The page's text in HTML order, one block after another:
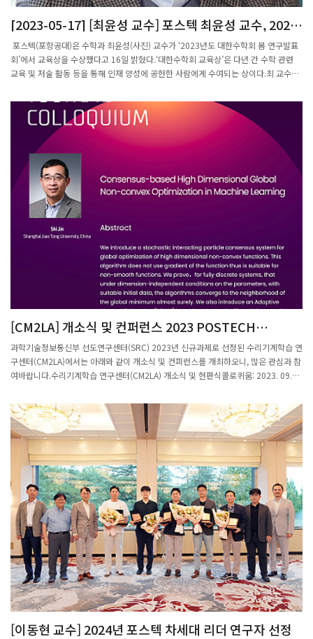
[2023-05-17] [최윤성 교수] 포스텍 최윤성 교수, 2023
대한수학회 교육상 수상
포스텍(포항공대)은 수학과 최윤성(사진) 교수가 ‘2023년도 대한수학회 봄 연구발표
회’에서 교육상을 수상했다고 16일 밝혔다.‘대한수학회 교육상’은 다년 간 수학 관련
교육 및 저술 활동 등을 통해 인재 양성에 공헌한 사람에게 수여되는 상이다.최 교수는
사와 박사 학위를 취득하고, 1988년부터 35년 간 포스텍에서 학생들을 지도하고 있
다.함수해석학 분야의 무한차원 함수이론에서 새로운 연구 분야를 개척해 세계적인 수
준의 연구성과를 달성했다는 평가를 받는다.최 교수는 2009년부터 태광그룹 일주학술
문화재단의 후원으로 매년 일주수학학교도 개최하고 있다. 일주수학학교는 대학원생
을 포함해 국내외 연구원과 교수들이 격의 없이 토론할 수 있는 개방학교다.출처: 포스
텍 최윤성 교수, 2023 대한수학회 교육상 수상 | 세계일보 (segye.com)
[CM2LA] 개소식 및 컨퍼런스 2023 POSTECH
INTERNATIONAL CONFERENCE ON
MATHEMATICAL MACHINE LEARNING AND AI
과학기술정보통신부 선도연구센터(SRC) 2023년 신규과제로 선정된 수리기계학습 연
구센터(CM2LA)에서는 아래와 같이 개소식 및 컨퍼런스를 개최하오니, 많은 관심과 참
여바랍니다.수리기계학습 연구센터(CM2LA) 개소식 및 현판식콜로퀴움: 2023. 09.
LG 연구동 101호현판식 : 2023. 09. 21(목) 16:30 ~17:30 수리과학관 정문 (*현판
식이후 LG연구동 1층 리셉션 예정) 수리 기계학습 및 인공지능 국제학술대회 2023
POSTECH International Conference on Mathematical Machinge Learning and
AI일시: 2023. 09. 22(금) 10:00 ~18:10장소: 포스코 국제관 대회의실 106호참가 신
청 : 포스터 QR코드(구글 Form -> SRC 컨퍼런스 참여 설문지 - Google Forms )을
통한 참석여부 사전 제출문의 : POSTECH 수리기계학습 연구센터(054-279-8034,
youme@potech.ac.kr)
[이동현 교수] 2024년 포스텍 차세대 리더 연구자 선정